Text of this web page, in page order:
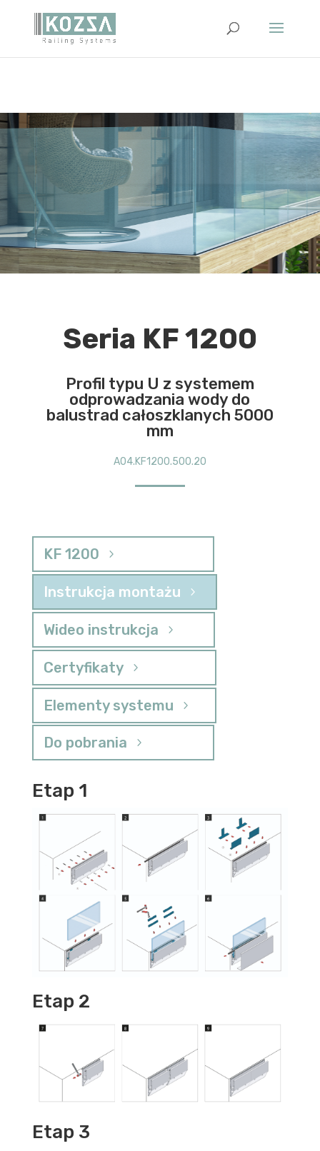
Seria KF 1200
Profil typu U z systemem
odprowadzania wody do
balustrad całoszklanych 5000
mm
A04.KF1200.500.20
KF 1200
Instrukcja montażu
Wideo instrukcja
Certyfikaty
Elementy systemu
Do pobrania
Etap 1
Etap 2
Etap 3